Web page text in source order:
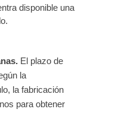
disponible una
El plazo de
la
la fabricación
para obtener